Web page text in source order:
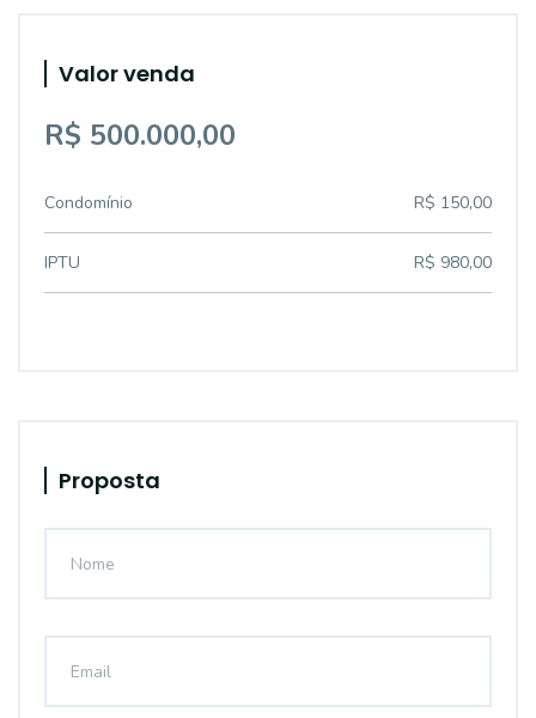
Valor venda
R$ 500.000,00
Condomínio R$ 150,00
IPTU R$ 980,00
Proposta